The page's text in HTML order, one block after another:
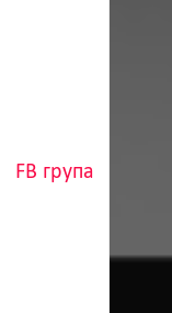
FB група